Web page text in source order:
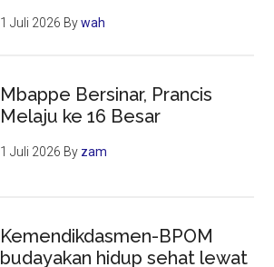
1 Juli 2026 Bywah
Mbappe Bersinar, Prancis
Melaju ke 16 Besar
1 Juli 2026 By zam
Kemendikdasmen-BPOM
budayakan hidup sehat lewat